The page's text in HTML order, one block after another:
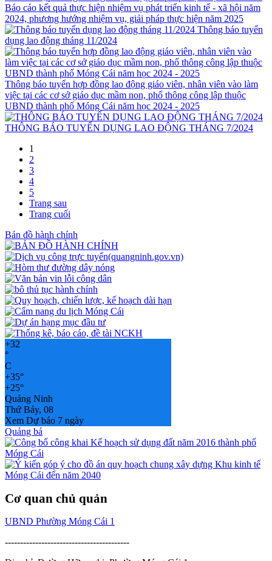
Báo cáo kết quả thực hiện nhiệm vụ phát triển kinh tế - xã hội năm
2024, phương hướng nhiệm vụ, giải pháp thực hiện năm 2025
Thông báo tuyển
dụng lao động tháng 11/2024
Thông báo tuyển hợp đồng lao động giáo viên, nhân viên vào làm
việc tại các cơ sở giáo dục mầm non, phổ thông công lập thuộc
UBND thành phố Móng Cái năm học 2024 - 2025
THÔNG BÁO TUYỂN DỤNG LAO ĐỘNG THÁNG 7/2024
1
2
3
4
5
Trang sau
Trang cuối
Bản đồ hành chính
+32
°
C
+35°
+25°
Quảng Ninh
Thứ Bảy, 08
Xem Dự báo 7 ngày
Quảng bá
Cơ quan chủ quản
UBND Phường Móng Cái 1
-----------------------------------------